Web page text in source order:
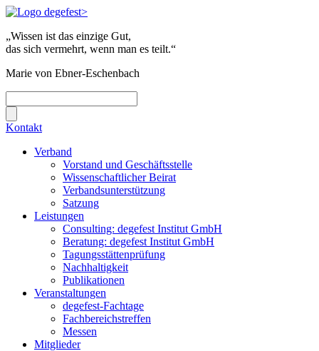
„Wissen ist das einzige Gut,
das sich vermehrt, wenn man es teilt.“
Marie von Ebner-Eschenbach
Kontakt
Verband
Vorstand und Geschäftsstelle
Wissenschaftlicher Beirat
Verbandsunterstützung
Satzung
Leistungen
Consulting: degefest Institut GmbH
Beratung: degefest Institut GmbH
Tagungsstättenprüfung
Nachhaltigkeit
Publikationen
Veranstaltungen
degefest-Fachtage
Fachbereichstreffen
Messen
Mitglieder